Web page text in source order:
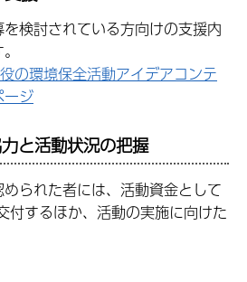
検討されている方向けの支援内
の環境保全活動アイデアコンテ
ージ
と活動状況の把握
られた者には、活動資金として
付するほか、活動の実施に向けた